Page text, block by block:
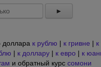
►
доллара к рублю | к гривне | к
| к доллару | к евро | к
и обратный курс сомони